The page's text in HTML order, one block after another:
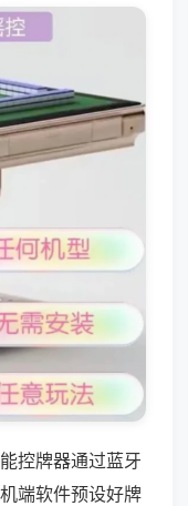
控牌器通过蓝牙
端软件预设好牌